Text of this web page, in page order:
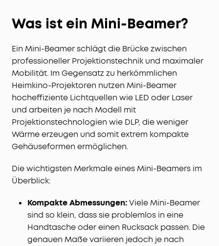
Was ist ein Mini-Beamer?
Ein Mini-Beamer schlägt die Brücke zwischen
professioneller Projektionstechnik und maximaler
Mobilität. Im Gegensatz zu herkömmlichen
Heimkino-Projektoren nutzen Mini-Beamer
hocheffiziente Lichtquellen wie LED oder Laser
und arbeiten je nach Modell mit
Projektionstechnologien wie DLP, die weniger
Wärme erzeugen und somit extrem kompakte
Gehäuseformen ermöglichen.
Die wichtigsten Merkmale eines Mini-Beamers im
Überblick:
Kompakte Abmessungen:Viele Mini-Beamer
sind so klein, dass sie problemlos in eine
Handtasche oder einen Rucksack passen. Die
genauen Maße variieren jedoch je nach